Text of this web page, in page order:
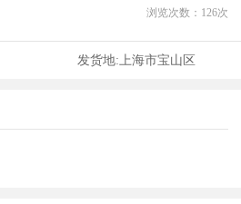
浏览次数： 126次
发货地: 上海市宝山区